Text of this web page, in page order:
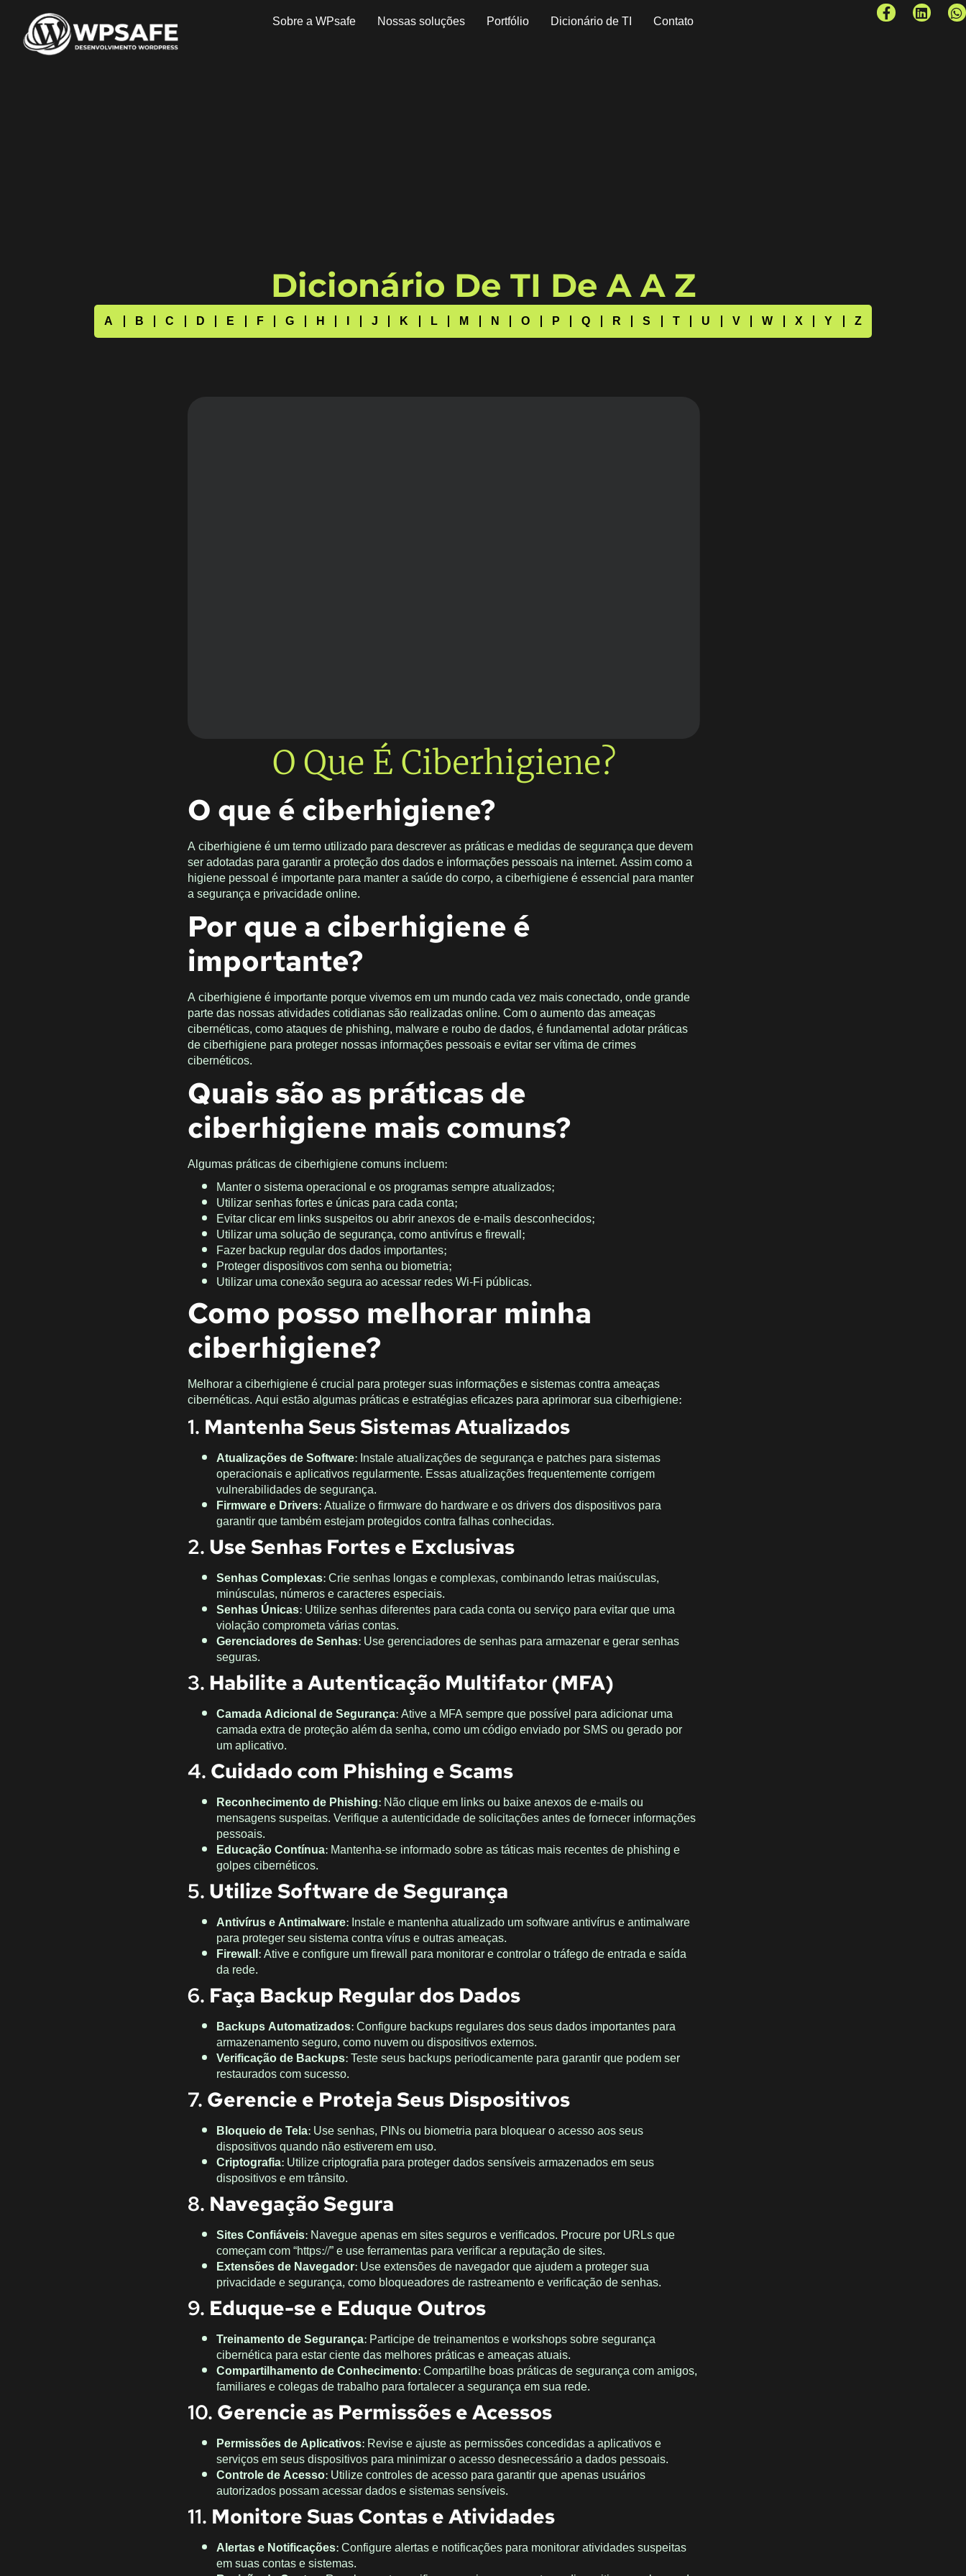
Sobre a WPsafe Nossas soluções Portfólio Dicionário de TI Contato
Dicionário De TI De A A Z
A B C D E F G H I J K L M N O P Q R S T U V W X Y Z
O Que É Ciberhigiene?
O que é ciberhigiene?
A ciberhigiene é um termo utilizado para descrever as práticas e medidas de segurança que devem
ser adotadas para garantir a proteção dos dados e informações pessoais na internet. Assim como a
higiene pessoal é importante para manter a saúde do corpo, a ciberhigiene é essencial para manter
a segurança e privacidade online.
Por que a ciberhigiene é
importante?
A ciberhigiene é importante porque vivemos em um mundo cada vez mais conectado, onde grande
parte das nossas atividades cotidianas são realizadas online. Com o aumento das ameaças
cibernéticas, como ataques de phishing, malware e roubo de dados, é fundamental adotar práticas
de ciberhigiene para proteger nossas informações pessoais e evitar ser vítima de crimes
cibernéticos.
Quais são as práticas de
ciberhigiene mais comuns?
Algumas práticas de ciberhigiene comuns incluem:
Manter o sistema operacional e os programas sempre atualizados;
Utilizar senhas fortes e únicas para cada conta;
Evitar clicar em links suspeitos ou abrir anexos de e-mails desconhecidos;
Utilizar uma solução de segurança, como antivírus e firewall;
Fazer backup regular dos dados importantes;
Proteger dispositivos com senha ou biometria;
Utilizar uma conexão segura ao acessar redes Wi-Fi públicas.
Como posso melhorar minha
ciberhigiene?
Melhorar a ciberhigiene é crucial para proteger suas informações e sistemas contra ameaças
cibernéticas. Aqui estão algumas práticas e estratégias eficazes para aprimorar sua ciberhigiene:
1. Mantenha Seus Sistemas Atualizados
Atualizações de Software: Instale atualizações de segurança e patches para sistemas
operacionais e aplicativos regularmente. Essas atualizações frequentemente corrigem
vulnerabilidades de segurança.
Firmware e Drivers: Atualize o firmware do hardware e os drivers dos dispositivos para
garantir que também estejam protegidos contra falhas conhecidas.
2. Use Senhas Fortes e Exclusivas
Senhas Complexas: Crie senhas longas e complexas, combinando letras maiúsculas,
minúsculas, números e caracteres especiais.
Senhas Únicas: Utilize senhas diferentes para cada conta ou serviço para evitar que uma
violação comprometa várias contas.
Gerenciadores de Senhas: Use gerenciadores de senhas para armazenar e gerar senhas
seguras.
3. Habilite a Autenticação Multifator (MFA)
Camada Adicional de Segurança: Ative a MFA sempre que possível para adicionar uma
camada extra de proteção além da senha, como um código enviado por SMS ou gerado por
um aplicativo.
4. Cuidado com Phishing e Scams
Reconhecimento de Phishing: Não clique em links ou baixe anexos de e-mails ou
mensagens suspeitas. Verifique a autenticidade de solicitações antes de fornecer informações
pessoais.
Educação Contínua: Mantenha-se informado sobre as táticas mais recentes de phishing e
golpes cibernéticos.
5. Utilize Software de Segurança
Antivírus e Antimalware: Instale e mantenha atualizado um software antivírus e antimalware
para proteger seu sistema contra vírus e outras ameaças.
Firewall: Ative e configure um firewall para monitorar e controlar o tráfego de entrada e saída
da rede.
6. Faça Backup Regular dos Dados
Backups Automatizados: Configure backups regulares dos seus dados importantes para
armazenamento seguro, como nuvem ou dispositivos externos.
Verificação de Backups: Teste seus backups periodicamente para garantir que podem ser
restaurados com sucesso.
7. Gerencie e Proteja Seus Dispositivos
Bloqueio de Tela: Use senhas, PINs ou biometria para bloquear o acesso aos seus
dispositivos quando não estiverem em uso.
Criptografia: Utilize criptografia para proteger dados sensíveis armazenados em seus
dispositivos e em trânsito.
8. Navegação Segura
Sites Confiáveis: Navegue apenas em sites seguros e verificados. Procure por URLs que
começam com “https://” e use ferramentas para verificar a reputação de sites.
Extensões de Navegador: Use extensões de navegador que ajudem a proteger sua
privacidade e segurança, como bloqueadores de rastreamento e verificação de senhas.
9. Eduque-se e Eduque Outros
Treinamento de Segurança: Participe de treinamentos e workshops sobre segurança
cibernética para estar ciente das melhores práticas e ameaças atuais.
Compartilhamento de Conhecimento: Compartilhe boas práticas de segurança com amigos,
familiares e colegas de trabalho para fortalecer a segurança em sua rede.
10. Gerencie as Permissões e Acessos
Permissões de Aplicativos: Revise e ajuste as permissões concedidas a aplicativos e
serviços em seus dispositivos para minimizar o acesso desnecessário a dados pessoais.
Controle de Acesso: Utilize controles de acesso para garantir que apenas usuários
autorizados possam acessar dados e sistemas sensíveis.
11. Monitore Suas Contas e Atividades
Alertas e Notificações: Configure alertas e notificações para monitorar atividades suspeitas
em suas contas e sistemas.